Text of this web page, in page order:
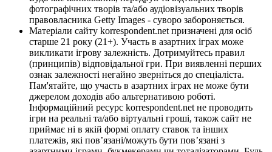
фотографічних творів та/або аудіовізуальних творів
правовласника Getty Images - суворо забороняється.
Матеріали сайту korrespondent.net призначені для осіб
старше 21 року (21+). Участь в азартних іграх може
викликати ігрову залежність. Дотримуйтесь правил
(принципів) відповідальної гри. При виявленні перших
ознак залежності негайно зверніться до спеціаліста.
Пам'ятайте, що участь в азартних іграх не може бути
джерелом доходів або альтернативою роботі.
Інформаційний ресурс korrespondent.net не проводить
ігри на реальні та/або віртуальні гроші, також сайт не
приймає ні в якій формі оплату ставок та інших
платежів, які пов’язані/можуть бути пов’язані з